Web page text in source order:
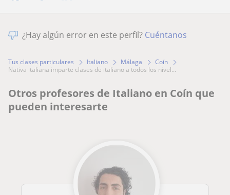
¿Hay algún error en este perfil? Cuéntanos
Tus clases particulares Italiano Málaga
Coín
nativa italiana imparte clases de italiano a todos los nivel...
Otros profesores de Italiano en Coín que
pueden interesarte